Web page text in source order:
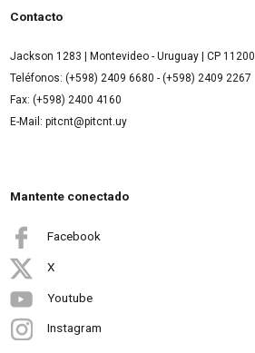
Contacto
Jackson 1283 | Montevideo - Uruguay | CP 11200
Teléfonos: (+598) 2409 6680 - (+598) 2409 2267
Fax: (+598) 2400 4160
E-Mail: pitcnt@pitcnt.uy
Mantente conectado
Facebook
X
Youtube
Instagram